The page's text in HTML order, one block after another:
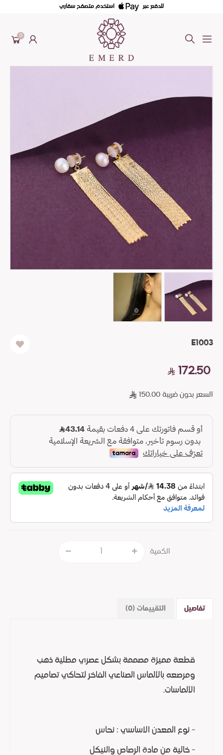
للدفع عبر استخدم متصفح سفاري
0
E1003
172.50
السعر بدون ضريبة 150.00
الكمية
تفاصيل التقييمات (0)
قطعة مميزة مصممة بشكل عصري مطلية ذهب
ومرصعه بالألماس الصناعي الفاخر لتحاكي تصاميم
الألماسات.
- نوع المعدن الاساسي : نحاس
- خالية من مادة الرصاص والنيكل